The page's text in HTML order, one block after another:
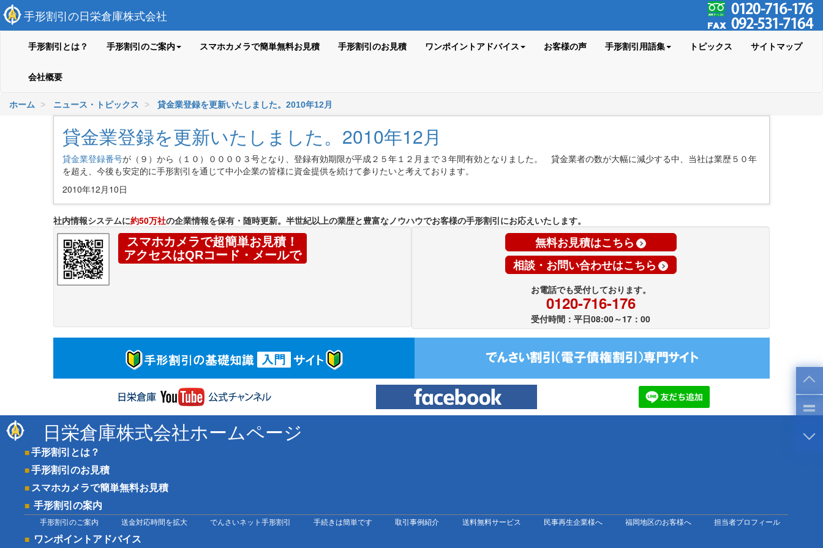
手形割引の日栄倉庫株式会社
手形割引とは？ 手形割引のご案内 スマホカメラで簡単無料お見積 手形割引のお見積 ワンポイントアドバイス お客様の声 手形割引用語集 トピックス サイトマップ
会社概要
ホーム ニュース・トピックス 貸金業登録を更新いたしました。2010年12月
貸金業登録を更新いたしました。2010年12月
貸金業登録番号が（９）から（１０）００００３号となり、登録有効期限が平成２５年１２月まで３年間有効となりました。 貸金業者の数が大幅に減少する中、当社は業歴５０年
を超え、今後も安定的に手形割引を通じて中小企業の皆様に資金提供を続けて参りたいと考えております。
2010年12月10日
社内情報システムに約50万社の企業情報を保有・随時更新。半世紀以上の業歴と豊富なノウハウでお客様の手形割引にお応えいたします。
スマホカメラで超簡単お見積！
アクセスはQRコード・メールで
無料お見積はこちら
相談・お問い合わせはこちら
お電話でも受付しております。
0120-716-176
受付時間：平日08:00～17：00
日栄倉庫株式会社ホームページ
手形割引とは？
手形割引のお見積
スマホカメラで簡単無料お見積
手形割引の案内
手形割引のご案内 送金対応時間を拡大 でんさいネット手形割引 手続きは簡単です 取引事例紹介 送料無料サービス 民事再生企業様へ 福岡地区のお客様へ 担当者プロフィール
ワンポイントアドバイス